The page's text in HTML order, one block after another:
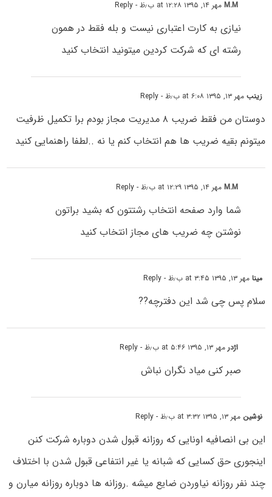
M.Mمهر ۱۴, ۱۳۹۵ at ۱۲:۲۸ ب٫ظ - Reply
نیازی به کارت اعتباری نیست و بله فقط در همون
رشته ای که شرکت کردین میتونید انتخاب کنید
زینبمهر ۱۳, ۱۳۹۵ at ۶:۰۸ ب٫ظ - Reply
دوستان من فقط ضریب ۸ مدیریت مجاز بودم برا تکمیل ظرفیت
میتونم بقیه ضریب ها هم انتخاب کنم یا نه ..لطفا راهنمایی کنید
M.Mمهر ۱۴, ۱۳۹۵ at ۱۲:۲۹ ب٫ظ - Reply
شما وارد صفحه انتخاب رشتتون که بشید براتون
نوشتن چه ضریب های مجاز انتخاب کنید
مینامهر ۱۳, ۱۳۹۵ at ۳:۴۵ ب٫ظ - Reply
سلام پس چی شد این دفترچه??
اژدرمهر ۱۳, ۱۳۹۵ at ۵:۴۶ ب٫ظ - Reply
صبر کنی میاد نگران نباش
نوشین مهر ۱۳, ۱۳۹۵ at ۳:۳۲ ب٫ظ - Reply
این بی انصافیه اونایی که روزانه قبول شدن دوباره شرکت کنن
اینجوری حق کسایی که شبانه یا غیر انتفاعی قبول شدن با اختلاف
چند نفر روزانه نیاوردن ضایع میشه .روزانه ها دوباره روزانه میارن و